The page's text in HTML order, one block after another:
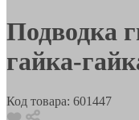
Подводка
гайка-
Код товара: 601447